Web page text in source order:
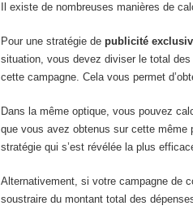
Il existe de nombreuses manières de
Pour une stratégie de publicité
situation, vous devez diviser le total
cette campagne. Cela vous permet
Dans la même optique, vous pouvez
que vous avez obtenus sur cette même
stratégie qui s’est révélée la plus
Alternativement, si votre campagne de
soustraire du montant total des